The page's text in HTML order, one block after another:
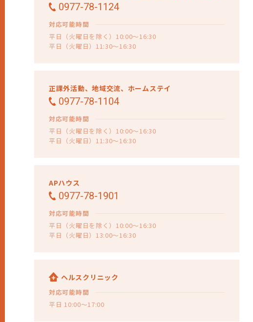
0977-78-1124
対応可能時間
平日（火曜日を除く）10:00～16:30
平日（火曜日）11:30～16:30
正課外活動、地域交流、 ホームステイ
0977-78-1104
対応可能時間
平日（火曜日を除く）10:00～16:30
平日（火曜日）11:30～16:30
APハウス
0977-78-1901
対応可能時間
平日（火曜日を除く）10:00～16:30
平日（火曜日）13:00～16:30
ヘルスクリニック
対応可能時間
平日 10:00～17:00